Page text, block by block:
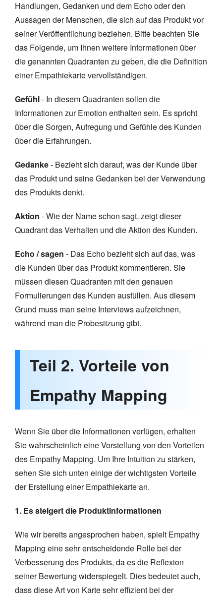
Handlungen, Gedanken und dem Echo oder den
Aussagen der Menschen, die sich auf das Produkt vor
seiner Veröffentlichung beziehen. Bitte beachten Sie
das Folgende, um Ihnen weitere Informationen über
die genannten Quadranten zu geben, die die Definition
einer Empathiekarte vervollständigen.
Gefühl- In diesem Quadranten sollen die
Informationen zur Emotion enthalten sein. Es spricht
über die Sorgen, Aufregung und Gefühle des Kunden
über die Erfahrungen.
Gedanke- Bezieht sich darauf, was der Kunde über
das Produkt und seine Gedanken bei der Verwendung
des Produkts denkt.
Aktion - Wie der Name schon sagt, zeigt dieser
Quadrant das Verhalten und die Aktion des Kunden.
Echo / sagen - Das Echo bezieht sich auf das, was
die Kunden über das Produkt kommentieren. Sie
müssen diesen Quadranten mit den genauen
Formulierungen des Kunden ausfüllen. Aus diesem
Grund muss man seine Interviews aufzeichnen,
während man die Probesitzung gibt.
Teil 2. Vorteile von
Empathy Mapping
Wenn Sie über die Informationen verfügen, erhalten
Sie wahrscheinlich eine Vorstellung von den Vorteilen
des Empathy Mapping. Um Ihre Intuition zu stärken,
sehen Sie sich unten einige der wichtigsten Vorteile
der Erstellung einer Empathiekarte an.
1. Es steigert die Produktinformationen
Wie wir bereits angesprochen haben, spielt Empathy
Mapping eine sehr entscheidende Rolle bei der
Verbesserung des Produkts, da es die Reflexion
seiner Bewertung widerspiegelt. Dies bedeutet auch,
dass diese Art von Karte sehr effizient bei der